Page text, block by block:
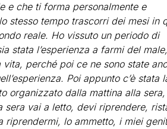
e che ti forma personalmente e
stesso tempo trascorri dei mesi in
reale. Ho vissuto un periodo di
stata l’esperienza a farmi del
perché poi ce ne sono state
Poi appunto c’è stata
organizzato dalla mattina alla
vai a letto, devi riprendere,
riprendermi, lo ammetto, i miei